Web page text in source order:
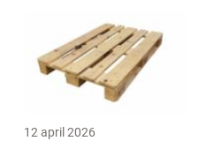
12 april 2026